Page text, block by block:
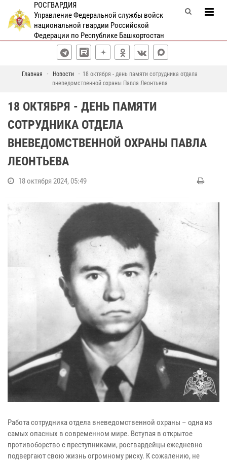
РОСГВАРДИЯ
Управление Федеральной службы войск
национальной гвардии Российской
Федерации по Республике Башкортостан
Главная Новости
18 октября - день памяти сотрудника отдела
вневедомственной охраны Павла Леонтьева
18 ОКТЯБРЯ - ДЕНЬ ПАМЯТИ
СОТРУДНИКА ОТДЕЛА
ВНЕВЕДОМСТВЕННОЙ ОХРАНЫ ПАВЛА
ЛЕОНТЬЕВА
18 октября 2024, 05:49
Работа сотрудника отдела вневедомственной охраны – одна из
самых опасных в современном мире. Вступая в открытое
противоборство с преступниками, росгвардейцы ежедневно
подвергают свою жизнь огромному риску. К сожалению, не